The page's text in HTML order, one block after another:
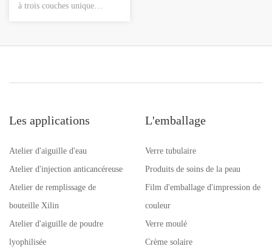
à trois couches unique
durée de conservation.
Les applications
Atelier d'aiguille d'eau
Atelier d'injection anticancéreuse
Atelier de remplissage de
bouteille Xilin
Atelier d'aiguille de poudre
lyophilisée
L'emballage
Verre tubulaire
Produits de soins de la peau
Film d'emballage d'impression de
couleur
Verre moulé
Crème solaire